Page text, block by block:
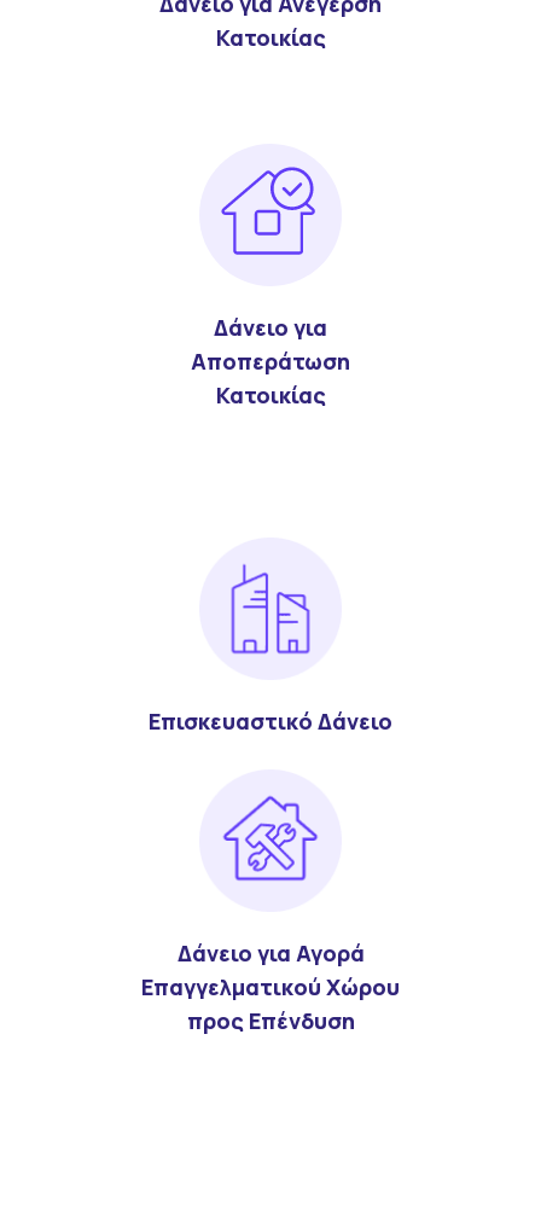
Κατοικίας
Δάνειο για
Αποπεράτωση
Κατοικίας
Επισκευαστικό Δάνειο
Δάνειο για Αγορά
Επαγγελματικού Χώρου
προς Επένδυση